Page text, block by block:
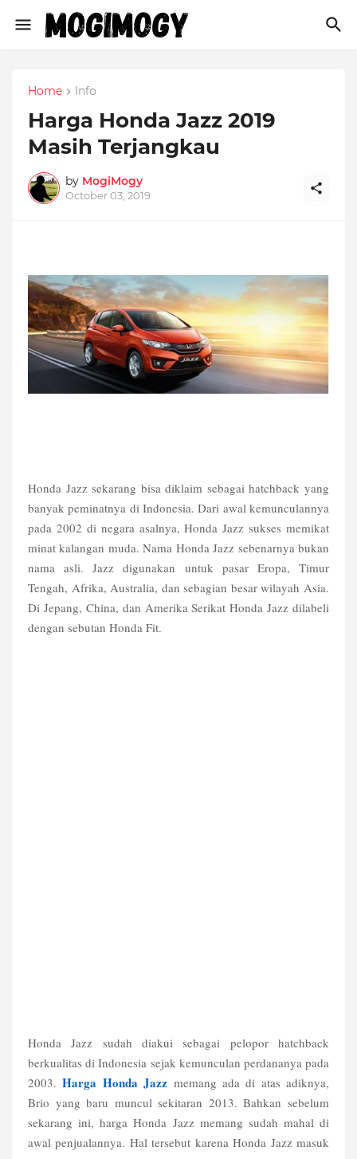
Home Info
Harga Honda Jazz 2019
Masih Terjangkau
by MogiMogy
October 03, 2019
Honda Jazz sekarang bisa diklaim sebagai hatchback yang
banyak peminatnya di Indonesia. Dari awal kemunculannya
pada 2002 di negara asalnya, Honda Jazz sukses memikat
minat kalangan muda. Nama Honda Jazz sebenarnya bukan
nama asli. Jazz digunakan untuk pasar Eropa, Timur
Tengah, Afrika, Australia, dan sebagian besar wilayah Asia.
Di Jepang, China, dan Amerika Serikat Honda Jazz dilabeli
dengan sebutan Honda Fit.
Honda Jazz sudah diakui sebagai pelopor hatchback
berkualitas di Indonesia sejak kemunculan perdananya pada
2003.Harga Honda Jazz memang ada di atas adiknya,
Brio yang baru muncul sekitaran 2013. Bahkan sebelum
sekarang ini, harga Honda Jazz memang sudah mahal di
awal penjualannya. Hal tersebut karena Honda Jazz masuk